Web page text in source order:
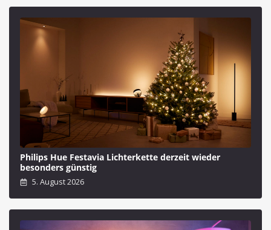
Philips Hue Festavia Lichterkette derzeit wieder
besonders günstig
5. August 2026